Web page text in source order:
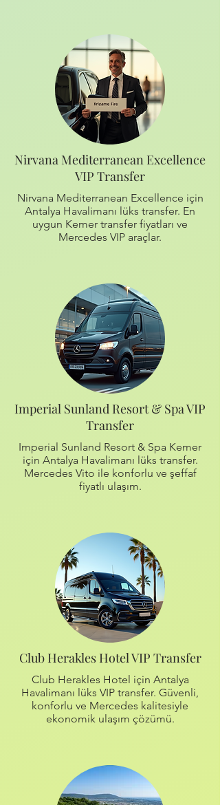
Nirvana Mediterranean Excellence
VIP Transfer
Nirvana Mediterranean Excellence için
Antalya Havalimanı lüks transfer. En
uygun Kemer transfer fiyatları ve
Mercedes VIP araçlar.
Imperial Sunland Resort & Spa VIP
Transfer
Imperial Sunland Resort & Spa Kemer
için Antalya Havalimanı lüks transfer.
Mercedes Vito ile konforlu ve şeffaf
fiyatlı ulaşım.
Club Herakles Hotel VIP Transfer
Club Herakles Hotel için Antalya
Havalimanı lüks VIP transfer. Güvenli,
konforlu ve Mercedes kalitesiyle
ekonomik ulaşım çözümü.